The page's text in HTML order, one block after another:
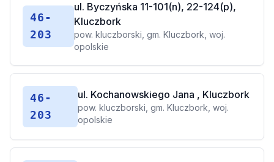
46-
203
ul. Byczyńska 11-101(n), 22-124(p),
Kluczbork
pow. kluczborski, gm. Kluczbork, woj.
opolskie
46-
203
ul. Kochanowskiego Jana , Kluczbork
pow. kluczborski, gm. Kluczbork, woj.
opolskie